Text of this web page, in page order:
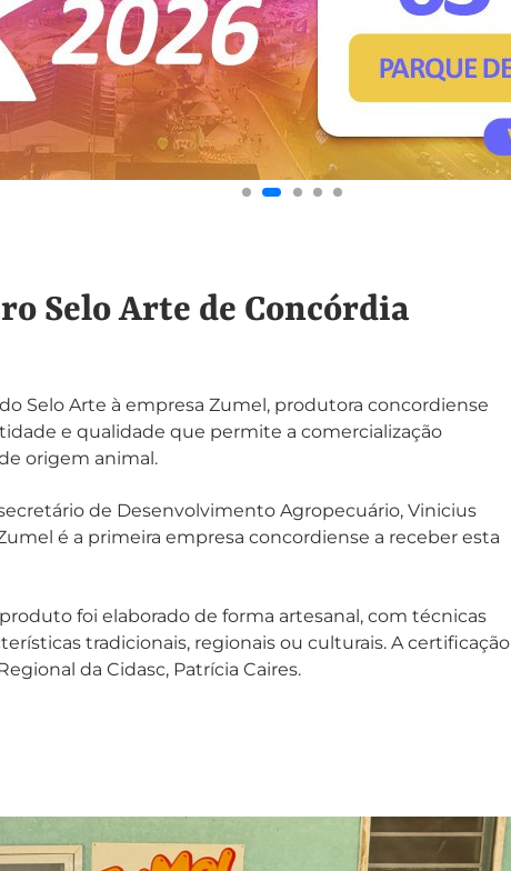
Selo Arte de Concórdia
Selo Arte à empresa Zumel, produtora concordiense
e qualidade que permite a comercialização
origem animal.
de Desenvolvimento Agropecuário, Vinicius
é a primeira empresa concordiense a receber esta
foi elaborado de forma artesanal, com técnicas
tradicionais, regionais ou culturais. A certificação
da Cidasc, Patrícia Caires.